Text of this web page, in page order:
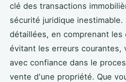
clé des transactions
sécurité juridique
détaillées, en comprenant
évitant les erreurs courantes,
avec confiance dans le
vente d'une propriété. Que